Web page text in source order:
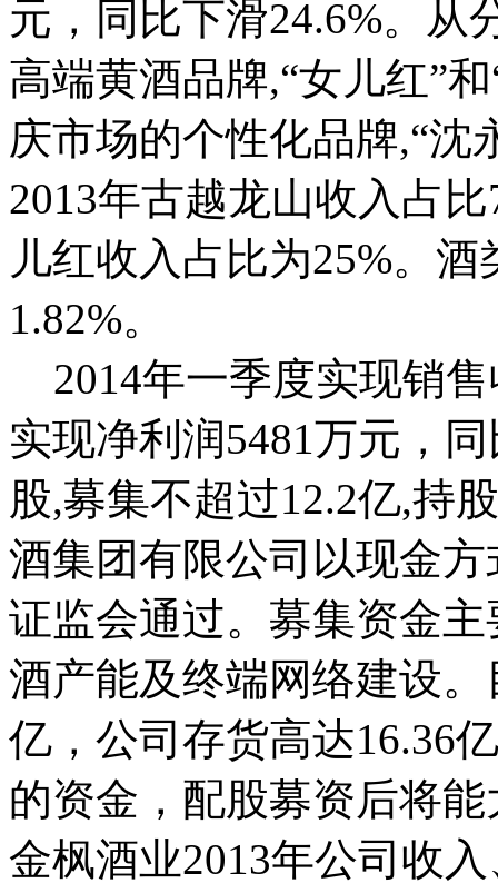
元，同比下滑24.6%。从
高端黄酒品牌,“女儿红”
庆市场的个性化品牌,“沈
2013年古越龙山收入占
儿红收入占比为25%。
1.82%。
2014年一季度实现销售
实现净利润5481万元，
股,募集不超过12.2亿,持
酒集团有限公司以现金
证监会通过。募集资金
酒产能及终端网络建设
亿，公司存货高达16.36
的资金，配股募资后将
金枫酒业2013年公司收